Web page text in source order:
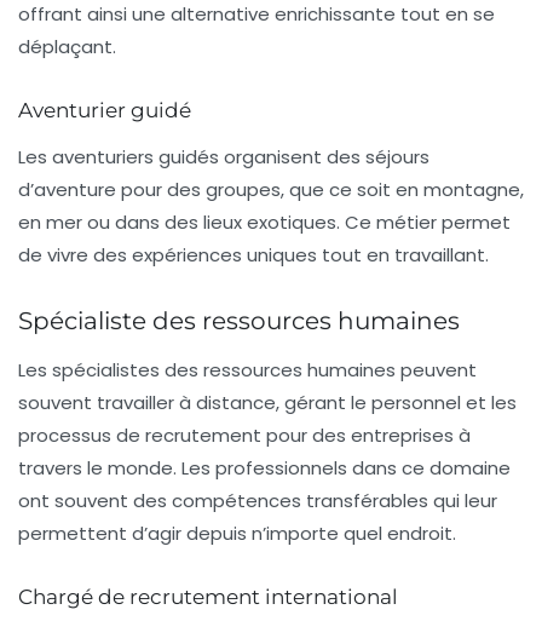
offrant ainsi une alternative enrichissante tout en se
déplaçant.
Aventurier guidé
Les aventuriers guidés organisent des séjours
d’aventure pour des groupes, que ce soit en montagne,
en mer ou dans des lieux exotiques. Ce métier permet
de vivre des expériences uniques tout en travaillant.
Spécialiste des ressources humaines
Les spécialistes des ressources humaines peuvent
souvent travailler à distance, gérant le personnel et les
processus de recrutement pour des entreprises à
travers le monde. Les professionnels dans ce domaine
ont souvent des compétences transférables qui leur
permettent d’agir depuis n’importe quel endroit.
Chargé de recrutement international